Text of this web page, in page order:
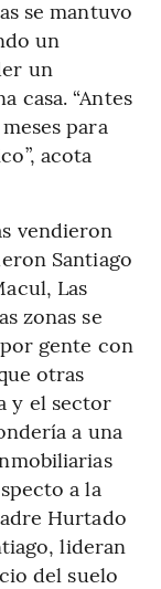
se mantuvo
un
un
casa. “Antes
para
acota
vendieron
Santiago
Las
zonas se
gente con
otras
y el sector
a una
a la
Hurtado
lideran
del suelo